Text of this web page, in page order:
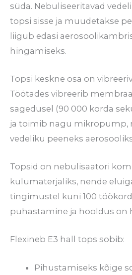
süda. Nebuliseeritavad
topsi sisse ja muudetakse
liigub edasi
hingamiseks.
Topsi keskne osa on
Töötades vibreerib
sagedusel (90 000 korda
ja toimib nagu mikropump,
vedeliku peeneks
Topsid on nebulisaatori
kulumaterjaliks, nende
tingimustel kuni 100
puhastamine ja hooldus on
Flexineb E3 hall tops sobib:
Pihustamiseks kõige